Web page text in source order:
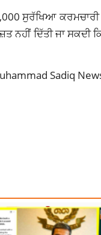
ਸੁਰੱਖਿਆ
ਨਹੀਂ ਦਿੱਤੀ ਜਾ ਸਕਦੀ
Sadiq